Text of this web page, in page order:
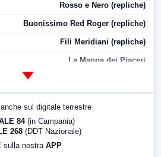
Rosso e Nero (repliche)
Buonissimo Red Roger (repliche)
Fili Meridiani (repliche)
La Mappa dei Piaceri
sul digitale terrestre
84 (in Campania)
268 (DDT Nazionale)
sulla nostra APP